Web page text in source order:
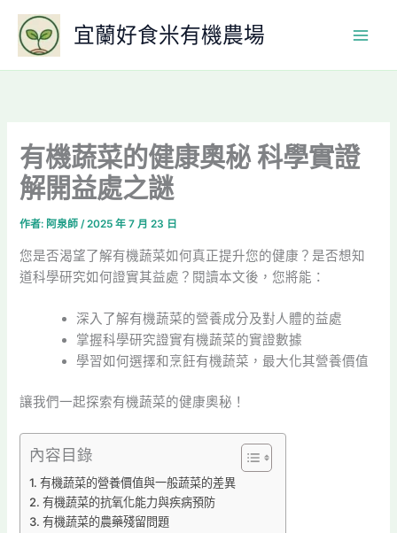
要
宜蘭好食米有機農場
有機蔬菜的健康奧秘 科學實證
解開益處之謎
作者: 阿泉師/2025 年 7 月 23 日
您是否渴望了解有機蔬菜如何真正提升您的健康？是否想知
道科學研究如何證實其益處？閱讀本文後，您將能：
深入了解有機蔬菜的營養成分及對人體的益處
掌握科學研究證實有機蔬菜的實證數據
學習如何選擇和烹飪有機蔬菜，最大化其營養價值
讓我們一起探索有機蔬菜的健康奧秘！
內容目錄
有機蔬菜的營養價值與一般蔬菜的差異
有機蔬菜的抗氧化能力與疾病預防
有機蔬菜的農藥殘留問題